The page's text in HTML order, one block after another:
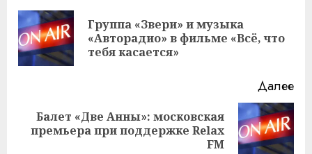
записи
Группа «Звери» и музыка
«Авторадио» в фильме «Всё, что
тебя касается»
Далее
Следующая
Балет «Две Анны»: московская
премьера при поддержке Relax
FM